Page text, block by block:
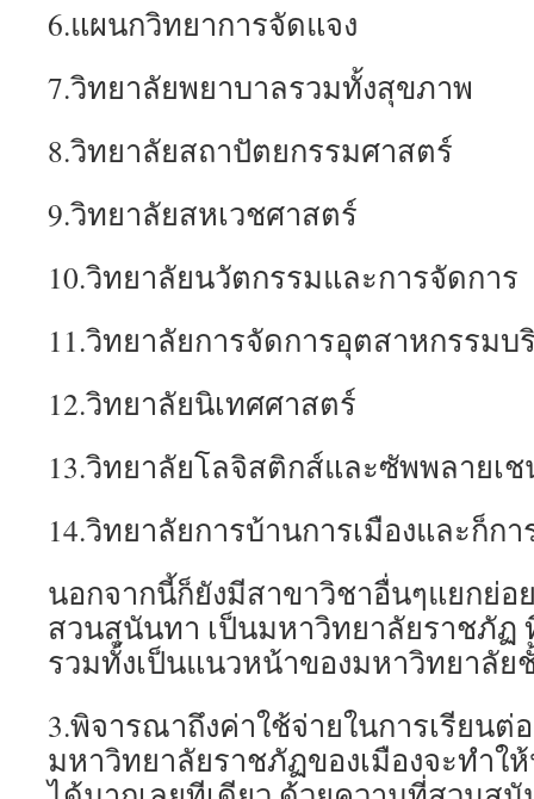
6.แผนกวิทยาการจัดแจง
7.วิทยาลัยพยาบาลรวมทั้งสุขภาพ
8.วิทยาลัยสถาปัตยกรรมศาสตร์
9.วิทยาลัยสหเวชศาสตร์
10.วิทยาลัยนวัตกรรมและการจัดการ
11.วิทยาลัยการจัดการอุตสาหกรรมบ
12.วิทยาลัยนิเทศศาสตร์
13.วิทยาลัยโลจิสติกส์และซัพพลายเ
14.วิทยาลัยการบ้านการเมืองและก็ก
นอกจากนี้ก็ยังมีสาขาวิชาอื่นๆแยกย่อ
สวนสุนันทา เป็นมหาวิทยาลัยราชภัฏ
รวมทั้งเป็นแนวหน้าของมหาวิทยาลั
3.พิจารณาถึงค่าใช้จ่ายในการเรียนต่
มหาวิทยาลัยราชภัฏของเมืองจะทำใ